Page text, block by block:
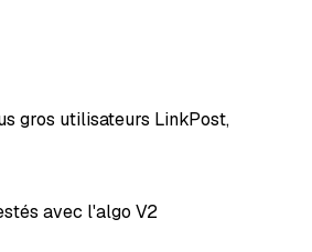
gros utilisateurs LinkPost,
avec l'algo V2